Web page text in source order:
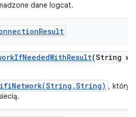
dane logcat.
Result
IfNeededWithResult(String
, który